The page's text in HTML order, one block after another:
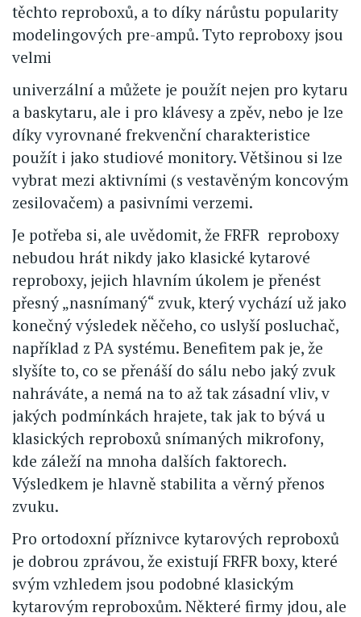
těchto reproboxů, a to díky nárůstu popularity
modelingových pre-ampů. Tyto reproboxy jsou
velmi
univerzální a můžete je použít nejen pro kytaru
a baskytaru, ale i pro klávesy a zpěv, nebo je lze
díky vyrovnané frekvenční charakteristice
použít i jako studiové monitory. Většinou si lze
vybrat mezi aktivními (s vestavěným koncovým
zesilovačem) a pasivními verzemi.
Je potřeba si, ale uvědomit, že FRFR reproboxy
nebudou hrát nikdy jako klasické kytarové
reproboxy, jejich hlavním úkolem je přenést
přesný „nasnímaný“ zvuk, který vychází už jako
konečný výsledek něčeho, co uslyší posluchač,
například z PA systému. Benefitem pak je, že
slyšíte to, co se přenáší do sálu nebo jaký zvuk
nahráváte, a nemá na to až tak zásadní vliv, v
jakých podmínkách hrajete, tak jak to bývá u
klasických reproboxů snímaných mikrofony,
kde záleží na mnoha dalších faktorech.
Výsledkem je hlavně stabilita a věrný přenos
zvuku.
Pro ortodoxní příznivce kytarových reproboxů
je dobrou zprávou, že existují FRFR boxy, které
svým vzhledem jsou podobné klasickým
kytarovým reproboxům. Některé firmy jdou, ale